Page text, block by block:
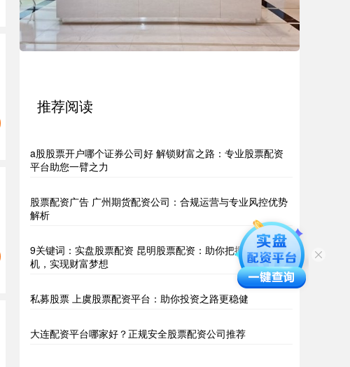
推荐阅读
a股股票开户哪个证券公司好 解锁财富之路：专业股票配资
平台助您一臂之力
股票配资广告 广州期货配资公司：合规运营与专业风控优势
解析
9关键词：实盘股票配资 昆明股票配资：助你把握投资良
机，实现财富梦想
私募股票 上虞股票配资平台：助你投资之路更稳健
大连配资平台哪家好？正规安全股票配资公司推荐